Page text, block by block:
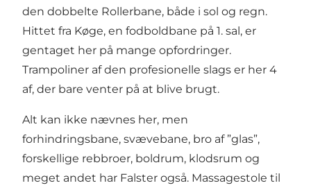
den dobbelte Rollerbane, både i sol og regn.
Hittet fra Køge, en fodboldbane på 1. sal, er
gentaget her på mange opfordringer.
Trampoliner af den profesionelle slags er her 4
af, der bare venter på at blive brugt.
Alt kan ikke nævnes her, men
forhindringsbane, svævebane, bro af ”glas”,
forskellige rebbroer, boldrum, klodsrum og
meget andet har Falster også. Massagestole til